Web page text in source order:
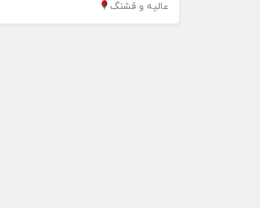
عالیه و قشنگ